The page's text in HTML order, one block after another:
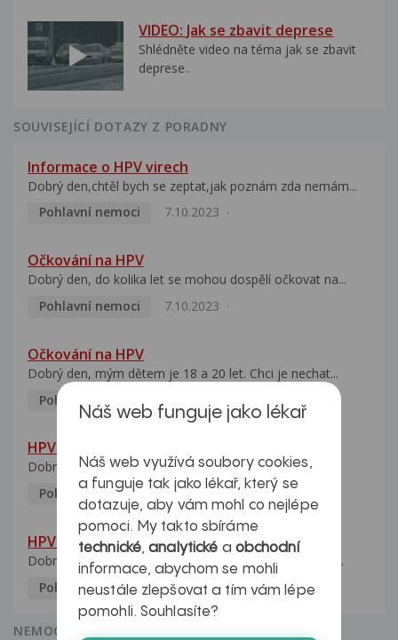
VIDEO: Jak se zbavit deprese
Shlédněte video na téma jak se zbavit
deprese..
SOUVISEJÍCÍ DOTAZY Z PORADNY
Informace o HPV virech
Dobrý den,chtěl bych se zeptat,jak poznám zda nemám...
Pohlavní nemoci
7.10.2023
Očkování na HPV
Dobrý den, do kolika let se mohou dospělí očkovat na...
Pohlavní nemoci
7.10.2023
Očkování na HPV
Dobrý den, mým dětem je 18 a 20 let. Chci je nechat...
Pohlavní nemoci
HPV pozitivní manželka
Dobrý den, manželka po xx letech přivezla z Východu...
Pohlavní nemoci
5.10.2023
HPV typ 52 u partnerky
Dobrý deň prajem. Prosím Vás ako sa dá vyliečiť vírus...
Pohlavní nemoci
5.10.2023
NEMOCI
Náš web funguje jako lékař
Náš web využívá soubory cookies,
a funguje tak jako lékař, který se
dotazuje, aby vám mohl co nejlépe
pomoci. My takto sbíráme
technické,analytické a obchodní
informace, abychom se mohli
neustále zlepšovat a tím vám lépe
pomohli. Souhlasíte?